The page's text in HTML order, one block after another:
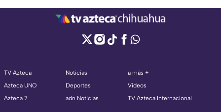
TV Azteca
Azteca UNO
Azteca 7
Noticias
Deportes
adn Noticias
a más +
Videos
TV Azteca Internacional